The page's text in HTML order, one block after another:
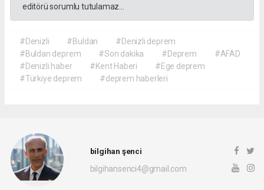
editörü sorumlu tutulamaz...
#Denizli #Buldan
#Denizli deprem
#Buldan deprem
#Son dakika #Deprem
#AFAD
#Denizli haber
#Kent Haberi
#Ege deprem
#Türkiye deprem
#deprem haberleri
bilgihan şenci
bilgihansenci4@gmail.com